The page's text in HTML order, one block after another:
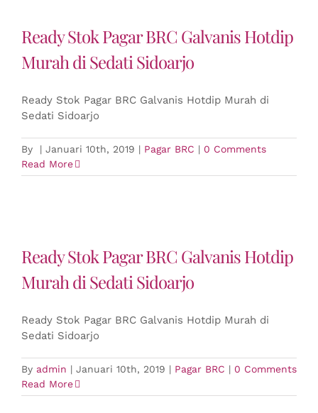
Ready Stok Pagar BRC Galvanis Hotdip
Murah di Sedati Sidoarjo
Ready Stok Pagar BRC Galvanis Hotdip Murah di
Sedati Sidoarjo
By | Januari 10th, 2019 | Pagar BRC | 0 Comments
Read More
Ready Stok Pagar BRC Galvanis Hotdip
Murah di Sedati Sidoarjo
Ready Stok Pagar BRC Galvanis Hotdip Murah di
Sedati Sidoarjo
By admin | Januari 10th, 2019 | Pagar BRC | 0 Comments
Read More